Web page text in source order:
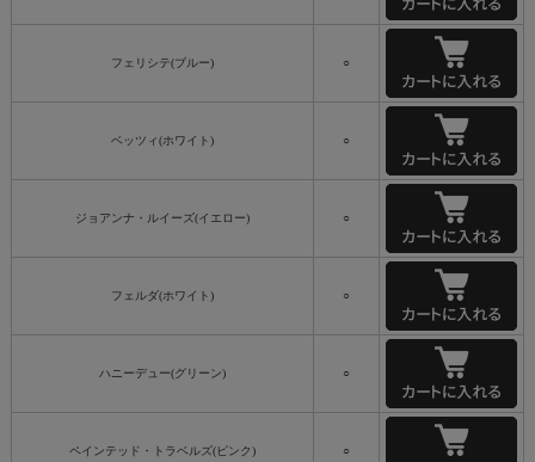
フェリシテ(ブルー) ○
ベッツィ(ホワイト) ○
ジョアンナ・ルイーズ(イエロー) ○
フェルダ(ホワイト) ○
ハニーデュー(グリーン) ○
ペインテッド・トラベルズ(ピンク) ○